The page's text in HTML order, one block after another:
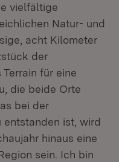
vielfältige
Natur- und
acht Kilometer
der
für eine
die beide Orte
bei der
entstanden ist, wird
hinaus eine
sein. Ich bin